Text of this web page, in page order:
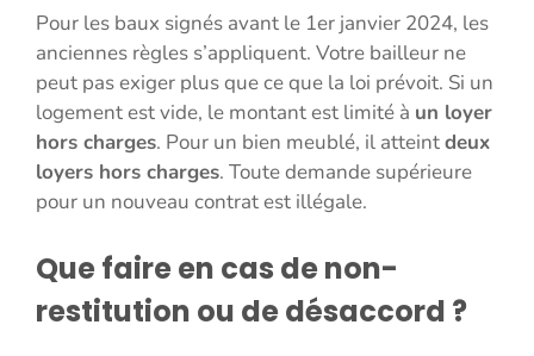
Pour les baux signés avant le 1er janvier 2024, les
anciennes règles s’appliquent. Votre bailleur ne
peut pas exiger plus que ce que la loi prévoit. Si un
logement est vide, le montant est limité à un loyer
hors charges. Pour un bien meublé, il atteintdeux
loyers hors charges. Toute demande supérieure
pour un nouveau contrat est illégale.
Que faire en cas de non-
restitution ou de désaccord ?